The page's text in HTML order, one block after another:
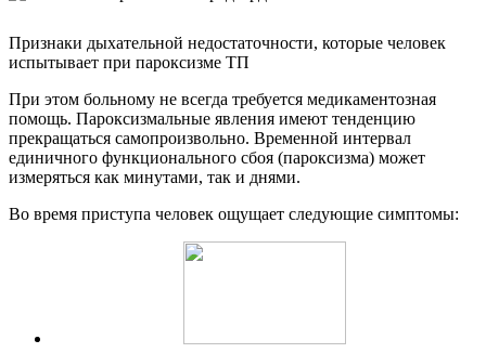
Признаки дыхательной недостаточности, которые человек
испытывает при пароксизме ТП
При этом больному не всегда требуется медикаментозная
помощь. Пароксизмальные явления имеют тенденцию
прекращаться самопроизвольно. Временной интервал
единичного функционального сбоя (пароксизма) может
измеряться как минутами, так и днями.
Во время приступа человек ощущает следующие симптомы: